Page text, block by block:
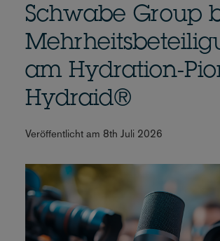
Schwabe Group
am Hydration-
Hydraid®
Veröffentlicht am 8th Juli 2026